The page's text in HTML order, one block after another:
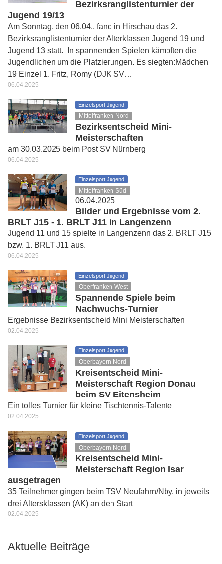
Bezirksranglistenturnier der
Jugend 19/13
Am Sonntag, den 06.04., fand in Hirschau das 2.
Bezirksranglistenturnier der Alterklassen Jugend 19 und
Jugend 13 statt. In spannenden Spielen kämpften die
Jugendlichen um die Platzierungen. Es siegten:Mädchen
19 Einzel 1. Fritz, Romy (DJK SV…
06.04.2025
Einzelsport Jugend
Mittelfranken-Nord
Bezirksentscheid Mini-
Meisterschaften
am 30.03.2025 beim Post SV Nürnberg
06.04.2025
Einzelsport Jugend
Mittelfranken-Süd
06.04.2025
Bilder und Ergebnisse vom 2.
BRLT J15 - 1. BRLT J11 in Langenzenn
Jugend 11 und 15 spielte in Langenzenn das 2. BRLT J15
bzw. 1. BRLT J11 aus.
06.04.2025
Einzelsport Jugend
Oberfranken-West
Spannende Spiele beim
Nachwuchs-Turnier
Ergebnisse Bezirksentscheid Mini Meisterschaften
02.04.2025
Einzelsport Jugend
Oberbayern-Nord
Kreisentscheid Mini-
Meisterschaft Region Donau
beim SV Eitensheim
Ein tolles Turnier für kleine Tischtennis-Talente
02.04.2025
Einzelsport Jugend
Oberbayern-Nord
Kreisentscheid Mini-
Meisterschaft Region Isar
ausgetragen
35 Teilnehmer gingen beim TSV Neufahrn/Nby. in jeweils
drei Altersklassen (AK) an den Start
02.04.2025
Aktuelle Beiträge